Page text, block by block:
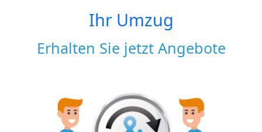
Ihr Umzug
Erhalten Sie jetzt Angebote